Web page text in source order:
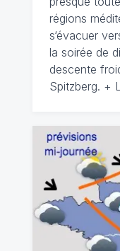
régions
s‘évacuer
la soirée de
descente
Spitzberg. +